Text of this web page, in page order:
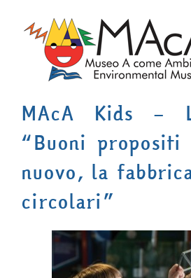
contenuto
MAcA Kids –
“Buoni propositi
nuovo, la
circolari”